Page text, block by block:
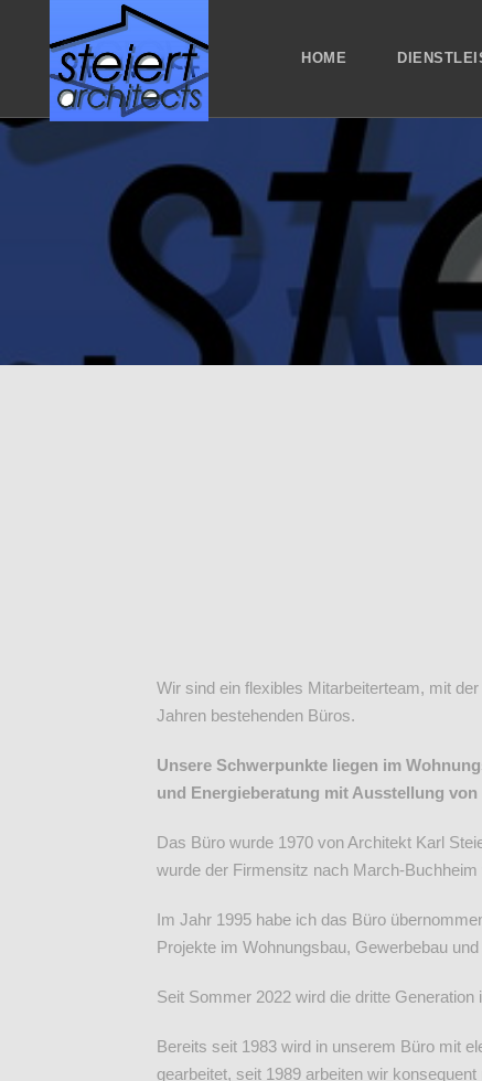
HOME
Wir sind ein flexibles Mitarbeiterteam, mit
Jahren bestehenden Büros.
Unsere Schwerpunkte liegen im
und Energieberatung mit Ausstellung
Das Büro wurde 1970 von Architekt Karl
wurde der Firmensitz nach March-Buchheim
Im Jahr 1995 habe ich das Büro
Projekte im Wohnungsbau, Gewerbebau
Seit Sommer 2022 wird die dritte Generation
Bereits seit 1983 wird in unserem Büro mit
gearbeitet, seit 1989 arbeiten wir